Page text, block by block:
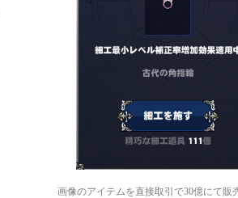
画像のアイテムを直接取引で30億にて販